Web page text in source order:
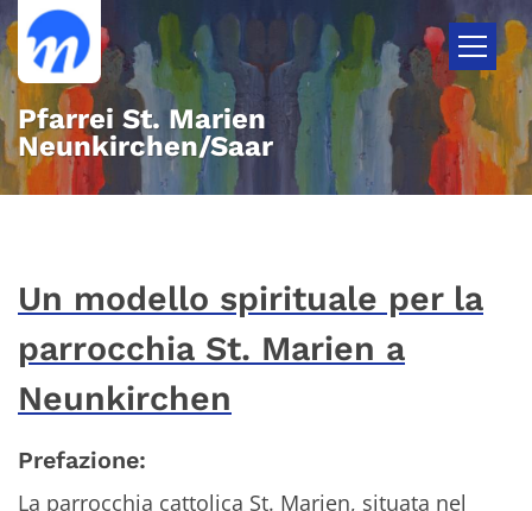
Zum Inhalt springen
Pfarrei St. Marien
Neunkirchen/Saar
Un modello spirituale per la
parrocchia St. Marien a
Neunkirchen
Prefazione:
La parrocchia cattolica St. Marien, situata nel